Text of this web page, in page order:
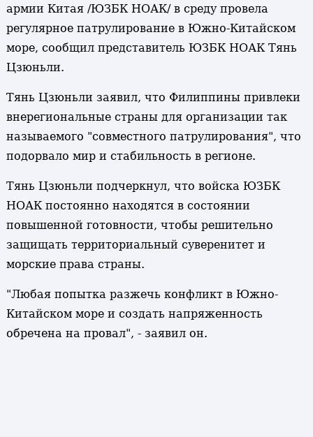
армии Китая /ЮЗБК НОАК/ в среду провела
регулярное патрулирование в Южно-Китайском
море, сообщил представитель ЮЗБК НОАК Тянь
Цзюньли.
Тянь Цзюньли заявил, что Филиппины привлеки
внерегиональные страны для организации так
называемого "совместного патрулирования", что
подорвало мир и стабильность в регионе.
Тянь Цзюньли подчеркнул, что войска ЮЗБК
НОАК постоянно находятся в состоянии
повышенной готовности, чтобы решительно
защищать территориальный суверенитет и
морские права страны.
"Любая попытка разжечь конфликт в Южно-
Китайском море и создать напряженность
обречена на провал", - заявил он.